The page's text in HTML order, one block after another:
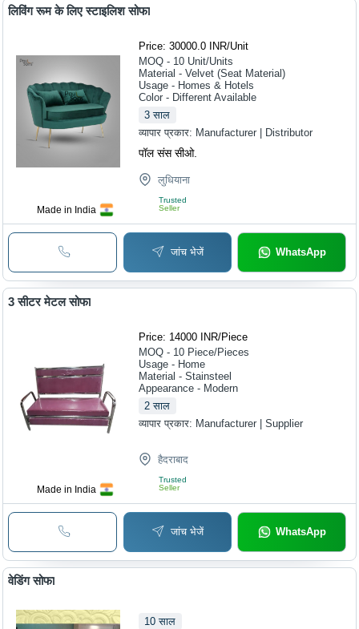
Made in India
लिविंग रूम के लिए स्टाइलिश सोफा
Price: 30000.0 INR/Unit
MOQ - 10 Unit/Units
Material - Velvet (Seat Material)
Usage - Homes & Hotels
Color - Different Available
3 साल
व्यापार प्रकार: Manufacturer | Distributor
पॉल संस सीओ.
लुधियाना
Trusted
Seller
जांच भेजें WhatsApp
Made in India
3 सीटर मेटल सोफा
Price: 14000 INR/Piece
MOQ - 10 Piece/Pieces
Usage - Home
Material - Stainsteel
Appearance - Modern
2 साल
व्यापार प्रकार: Manufacturer | Supplier
हैदराबाद
Trusted
Seller
जांच भेजें WhatsApp
वेडिंग सोफा
10 साल